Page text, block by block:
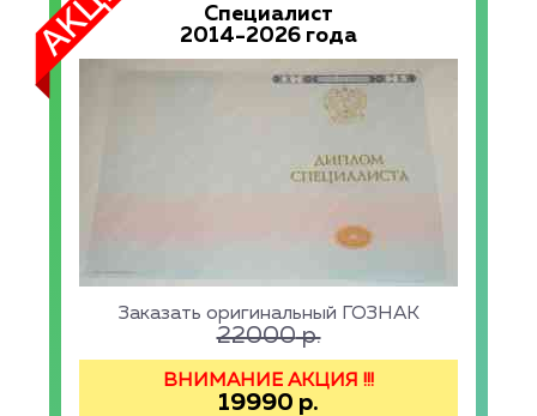
Специалист
2014-2026 года
Заказать оригинальный ГОЗНАК
22000р.
ВНИМАНИЕ АКЦИЯ !!!
19990 р.